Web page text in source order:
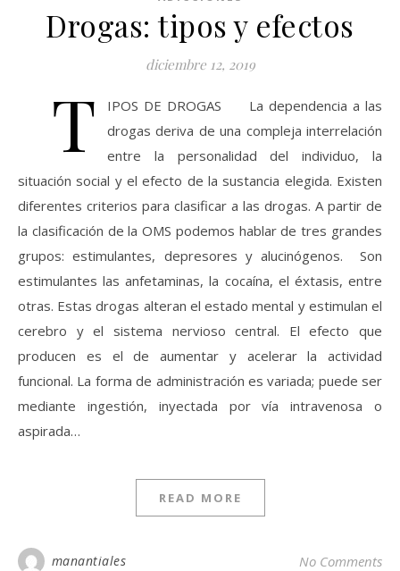
Drogas: tipos y efectos
diciembre 12, 2019
T
IPOS DE DROGAS La dependencia a las
drogas deriva de una compleja interrelación
entre la personalidad del individuo, la
situación social y el efecto de la sustancia elegida. Existen
diferentes criterios para clasificar a las drogas. A partir de
la clasificación de la OMS podemos hablar de tres grandes
grupos: estimulantes, depresores y alucinógenos. Son
estimulantes las anfetaminas, la cocaína, el éxtasis, entre
otras. Estas drogas alteran el estado mental y estimulan el
cerebro y el sistema nervioso central. El efecto que
producen es el de aumentar y acelerar la actividad
funcional. La forma de administración es variada; puede ser
mediante ingestión, inyectada por vía intravenosa o
aspirada…
READ MORE
manantiales No Comments